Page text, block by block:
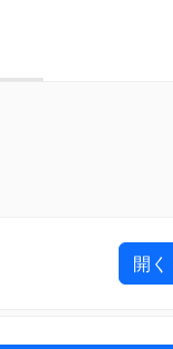
開く